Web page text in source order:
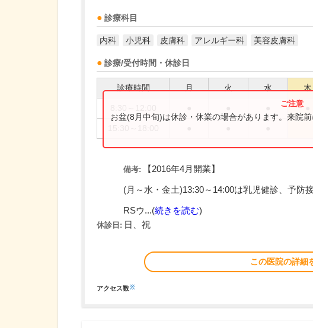
診療科目
内科 小児科 皮膚科 アレルギー科 美容皮膚科
診療/受付時間・休診日
診療時間 月 火 水 木
お盆(8月中旬)は休診・休業の場合があります。来院
備考: 【2016年4月開業】
(月～水・金土)13:30～14:00は乳児健診、予防
RSウ...(続きを読む)
休診日: 日、祝
この医院の詳細
アクセス数※